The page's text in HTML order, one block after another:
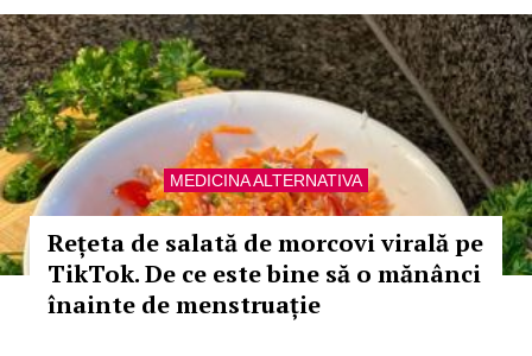
MEDICINA ALTERNATIVA
Rețeta de salată de morcovi virală pe
TikTok. De ce este bine să o mănânci
înainte de menstruație